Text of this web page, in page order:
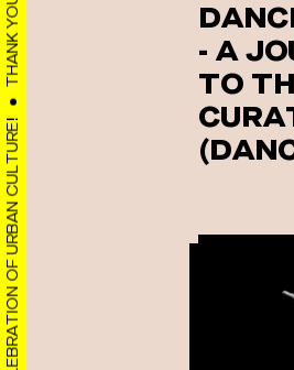
de
tela;
Pressione
Control-
F10
para
abrir
um
menu
de
acessibilidade.
- A
TO